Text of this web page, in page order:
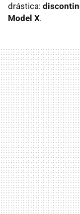
drástica:
Model X.